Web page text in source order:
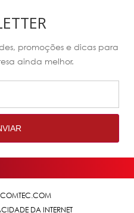
promoções e dicas para
ainda melhor.
DA INTERNET